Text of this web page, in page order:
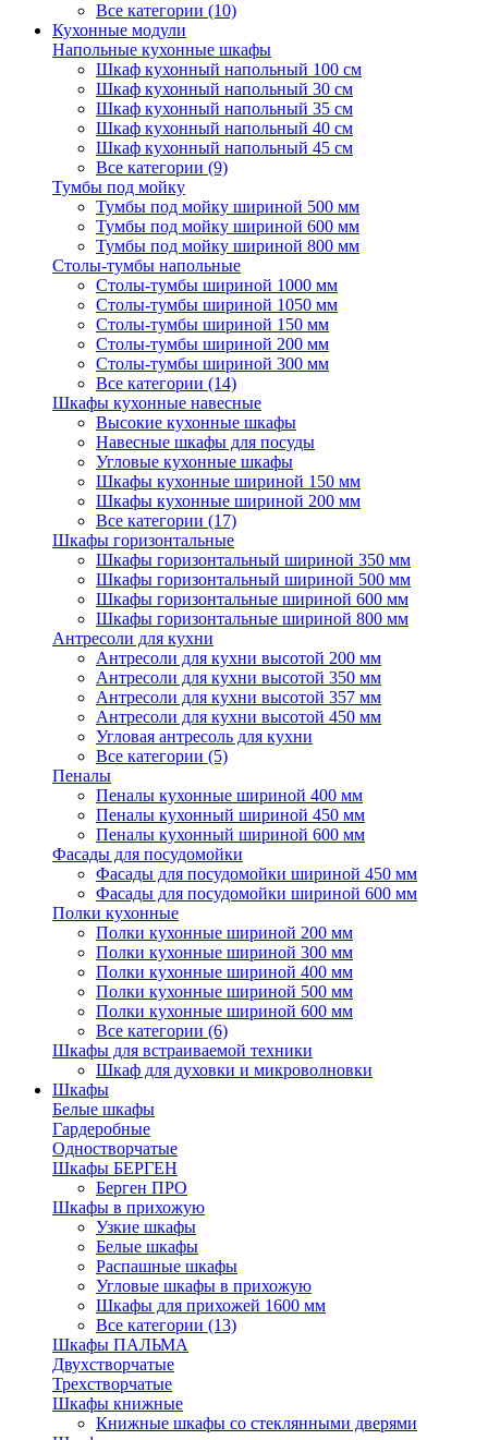
Все категории (10)
Кухонные модули
Напольные кухонные шкафы
Шкаф кухонный напольный 100 см
Шкаф кухонный напольный 30 см
Шкаф кухонный напольный 35 см
Шкаф кухонный напольный 40 см
Шкаф кухонный напольный 45 см
Все категории (9)
Тумбы под мойку
Тумбы под мойку шириной 500 мм
Тумбы под мойку шириной 600 мм
Тумбы под мойку шириной 800 мм
Столы-тумбы напольные
Столы-тумбы шириной 1000 мм
Столы-тумбы шириной 1050 мм
Столы-тумбы шириной 150 мм
Столы-тумбы шириной 200 мм
Столы-тумбы шириной 300 мм
Все категории (14)
Шкафы кухонные навесные
Высокие кухонные шкафы
Навесные шкафы для посуды
Угловые кухонные шкафы
Шкафы кухонные шириной 150 мм
Шкафы кухонные шириной 200 мм
Все категории (17)
Шкафы горизонтальные
Шкафы горизонтальный шириной 350 мм
Шкафы горизонтальный шириной 500 мм
Шкафы горизонтальные шириной 600 мм
Шкафы горизонтальные шириной 800 мм
Антресоли для кухни
Антресоли для кухни высотой 200 мм
Антресоли для кухни высотой 350 мм
Антресоли для кухни высотой 357 мм
Антресоли для кухни высотой 450 мм
Угловая антресоль для кухни
Все категории (5)
Пеналы
Пеналы кухонные шириной 400 мм
Пеналы кухонный шириной 450 мм
Пеналы кухонный шириной 600 мм
Фасады для посудомойки
Фасады для посудомойки шириной 450 мм
Фасады для посудомойки шириной 600 мм
Полки кухонные
Полки кухонные шириной 200 мм
Полки кухонные шириной 300 мм
Полки кухонные шириной 400 мм
Полки кухонные шириной 500 мм
Полки кухонные шириной 600 мм
Все категории (6)
Шкафы для встраиваемой техники
Шкаф для духовки и микроволновки
Шкафы
Белые шкафы
Гардеробные
Одностворчатые
Шкафы БЕРГЕН
Берген ПРО
Шкафы в прихожую
Узкие шкафы
Белые шкафы
Распашные шкафы
Угловые шкафы в прихожую
Шкафы для прихожей 1600 мм
Все категории (13)
Шкафы ПАЛЬМА
Двухстворчатые
Трехстворчатые
Шкафы книжные
Книжные шкафы со стеклянными дверями